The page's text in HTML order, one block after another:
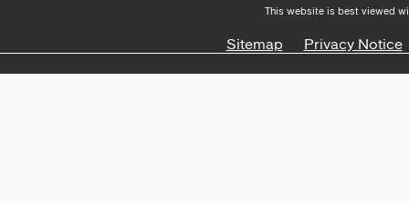
This website is best viewed
Sitemap Privacy Notice